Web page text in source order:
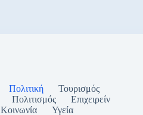
Πολιτική
Τουρισμός
Πολιτισμός
Επιχειρείν
Κοινωνία Υγεία